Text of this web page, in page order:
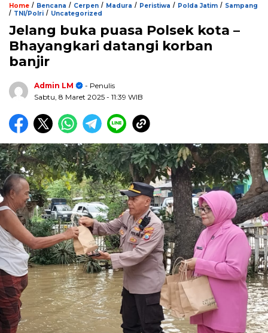
Home / Bencana / Cerpen / Madura / Peristiwa / Polda Jatim / Sampang
/ TNI/Polri / Uncategorized
Jelang buka puasa Polsek kota –
Bhayangkari datangi korban
banjir
Admin LM
- Penulis
Sabtu, 8 Maret 2025 - 11:39 WIB